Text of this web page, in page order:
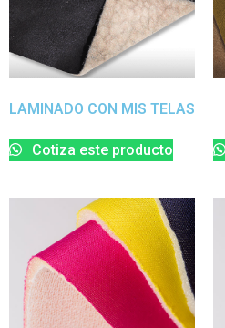
LAMINADO CON MIS TELAS
Cotiza este producto